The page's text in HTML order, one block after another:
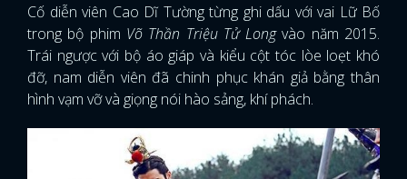
Cố diễn viên Cao Dĩ Tường từng ghi dấu với vai Lữ Bố
trong bộ phim Võ Thần Triệu Tử Longvào năm 2015.
Trái ngược với bộ áo giáp và kiểu cột tóc lòe loẹt khó
đỡ, nam diễn viên đã chinh phục khán giả bằng thân
hình vạm vỡ và giọng nói hào sảng, khí phách.